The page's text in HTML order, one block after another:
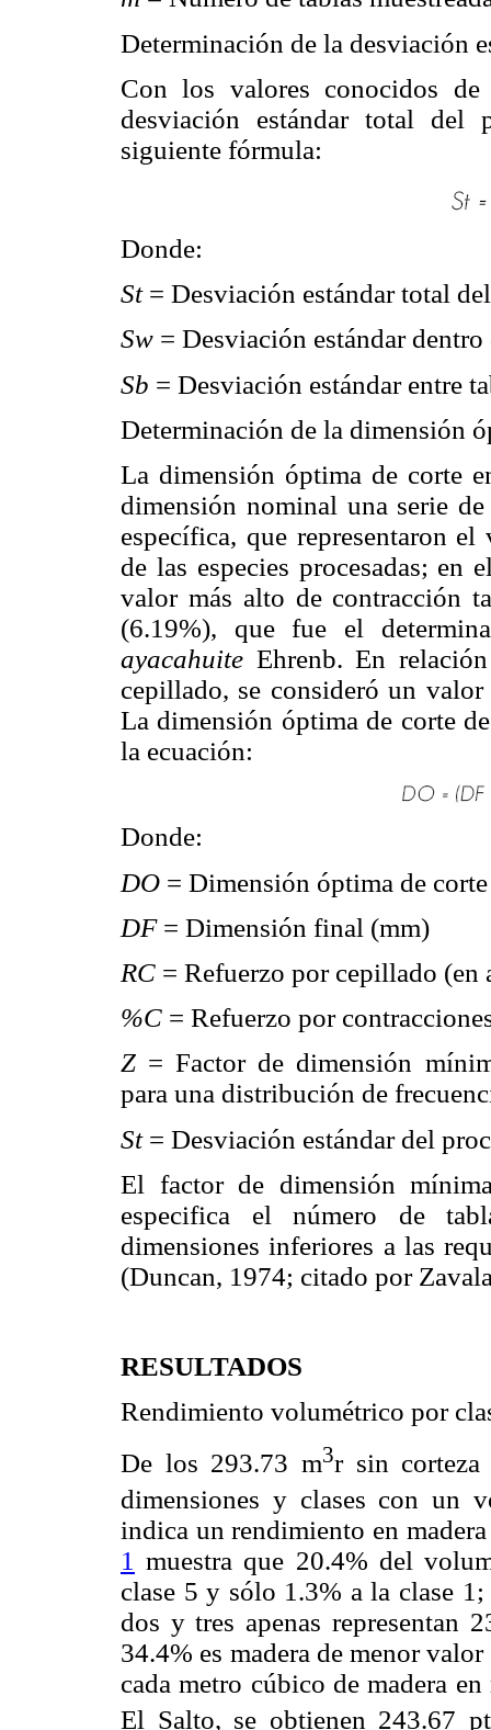
Determinación de la desviación
Con los valores conocidos
desviación estándar total
siguiente fórmula:
Donde:
St= Desviación estándar total
Sw = Desviación estándar dentro
Sb = Desviación estándar entre
Determinación de la dimensión
La dimensión óptima de corte
dimensión nominal una serie
específica, que representaron
de las especies procesadas;
valor más alto de contracción
(6.19%), que fue el
ayacahuite Ehrenb. En
cepillado, se consideró un
La dimensión óptima de corte
la ecuación:
Donde:
DO = Dimensión óptima de
DF= Dimensión final (mm)
RC = Refuerzo por cepillado (en
%C = Refuerzo por
Z = Factor de dimensión
para una distribución de
St= Desviación estándar del
El factor de dimensión
especifica el número de
dimensiones inferiores a las
(Duncan, 1974; citado por
RESULTADOS
Rendimiento volumétrico por
De los 293.73 m3r sin corteza
dimensiones y clases con un
indica un rendimiento en
1 muestra que 20.4% del
clase 5 y sólo 1.3% a la clase
dos y tres apenas representan
34.4% es madera de menor
cada metro cúbico de madera
El Salto, se obtienen 243.67